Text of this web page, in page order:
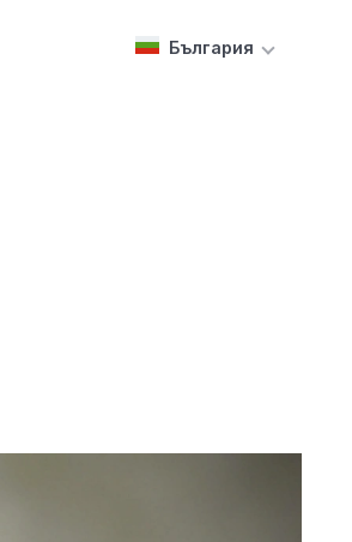
България